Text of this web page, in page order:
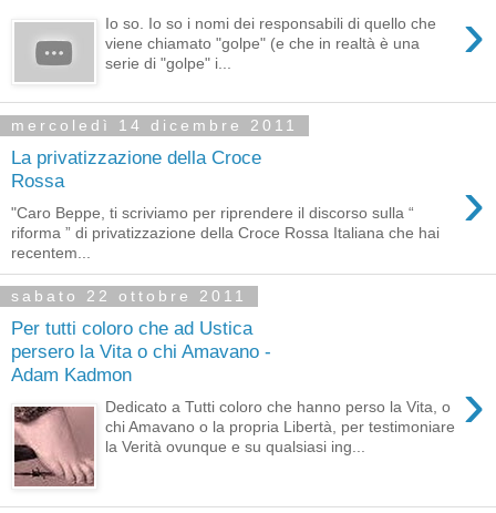
›
Io so. Io so i nomi dei responsabili di quello che
viene chiamato "golpe" (e che in realtà è una
serie di "golpe" i...
mercoledì 14 dicembre 2011
La privatizzazione della Croce
Rossa
›
"Caro Beppe, ti scriviamo per riprendere il discorso sulla “
riforma ” di privatizzazione della Croce Rossa Italiana che hai
recentem...
sabato 22 ottobre 2011
Per tutti coloro che ad Ustica
persero la Vita o chi Amavano -
Adam Kadmon
›
Dedicato a Tutti coloro che hanno perso la Vita, o
chi Amavano o la propria Libertà, per testimoniare
la Verità ovunque e su qualsiasi ing...